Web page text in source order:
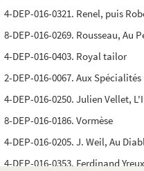
4-DEP-016-0321. Renel, puis
8-DEP-016-0269. Rousseau, Au
4-DEP-016-0403. Royal tailor
2-DEP-016-0067. Aux Spécialités
4-DEP-016-0250. Julien Vellet,
8-DEP-016-0186. Vormèse
4-DEP-016-0205. J. Weil, Au
4-DEP-016-0353. Ferdinand